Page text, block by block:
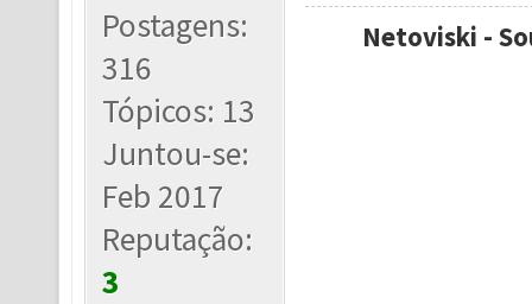
Postagens:
316
Tópicos: 13
Juntou-se:
Feb 2017
Reputação:
3
Netoviski -